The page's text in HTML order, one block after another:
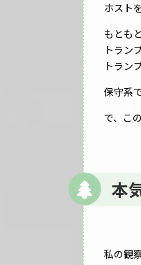
ホスト
もとも
トラン
トラン
保守系
で、こ
本
私の観